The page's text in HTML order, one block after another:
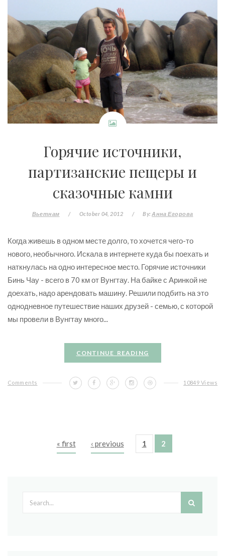
Горячие источники,
партизанские пещеры и
сказочные камни
Вьетнам / October 04, 2012 / By:Анна Егорова
Когда живешь в одном месте долго, то хочется чего-то
нового, необычного. Искала в интернете куда бы поехать и
наткнулась на одно интересное место. Горячие источники
Бинь Чау - всего в 70 км от Вунгтау. На байке с Аринкой не
доехать, надо арендовать машину. Решили подбить на это
однодневное путешествие наших друзей - семью, с которой
мы провели в Вунгтау много...
CONTINUE READING
Comments 10849 Views
« first ‹ previous 1 2
Search form